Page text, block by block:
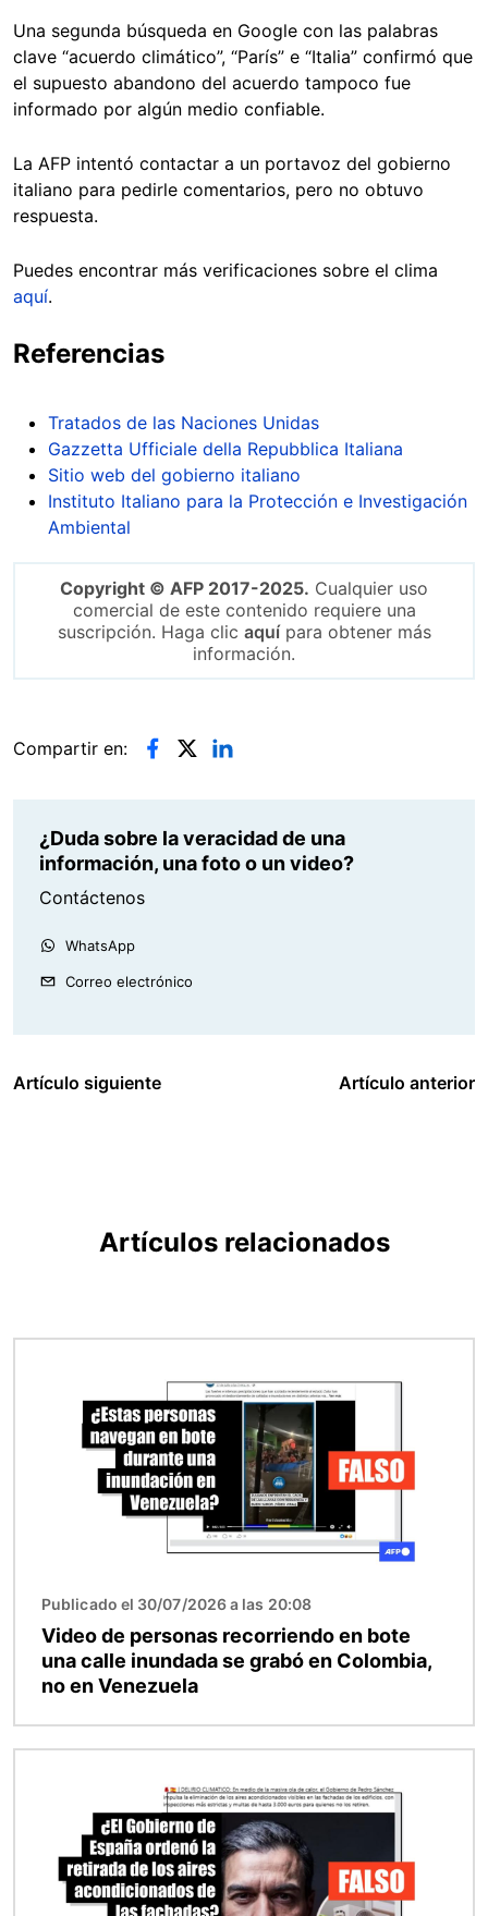
Una segunda búsqueda en Google con las palabras
clave “acuerdo climático”, “París” e “Italia” confirmó que
el supuesto abandono del acuerdo tampoco fue
informado por algún medio confiable.
La AFP intentó contactar a un portavoz del gobierno
italiano para pedirle comentarios, pero no obtuvo
respuesta.
Puedes encontrar más verificaciones sobre el clima
aquí.
Referencias
Tratados de las Naciones Unidas
Gazzetta Ufficiale della Repubblica Italiana
Sitio web del gobierno italiano
Instituto Italiano para la Protección e Investigación
Ambiental
Copyright © AFP 2017-2025. Cualquier uso
comercial de este contenido requiere una
suscripción. Haga clic aquípara obtener más
información.
Compartir en:
¿Duda sobre la veracidad de una
información, una foto o un video?
Contáctenos
WhatsApp
Correo electrónico
Artículo siguiente Artículo anterior
Artículos relacionados
Publicado el 30/07/2026 a las 20:08
Video de personas recorriendo en bote
una calle inundada se grabó en Colombia,
no en Venezuela